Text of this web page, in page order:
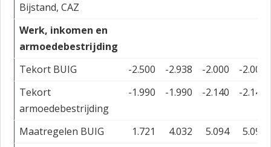
Bijstand, CAZ
Werk, inkomen en
armoedebestrijding
Tekort BUIG
-2.500 -2.938 -2.000
-2.000
Tekort
armoedebestrijding
-1.990 -1.990 -2.140 -2.140
Maatregelen BUIG 1.721 4.032 5.094
5.094